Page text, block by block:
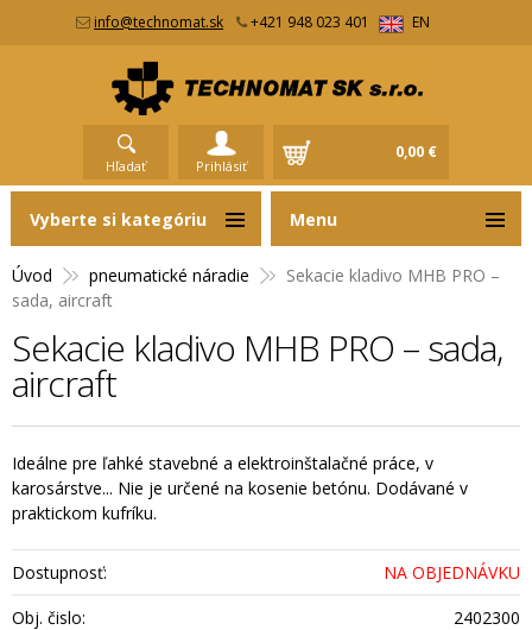
info@technomat.sk +421 948 023 401 EN
Hľadať Prihlásiť
0,00 €
Úvod pneumatické náradie
Sekacie kladivo MHB PRO –
sada, aircraft
Sekacie kladivo MHB PRO – sada,
aircraft
Ideálne pre ľahké stavebné a elektroinštalačné práce, v
karosárstve... Nie je určené na kosenie betónu. Dodávané v
praktickom kufríku.
Dostupnosť:
NA OBJEDNÁVKU
Obj. čislo:
2402300
Vyberte si kategóriu Menu